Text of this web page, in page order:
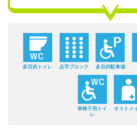
多目的トイレ 点字ブロック 多目的駐車場
車椅子用トイ
レ
オストメ